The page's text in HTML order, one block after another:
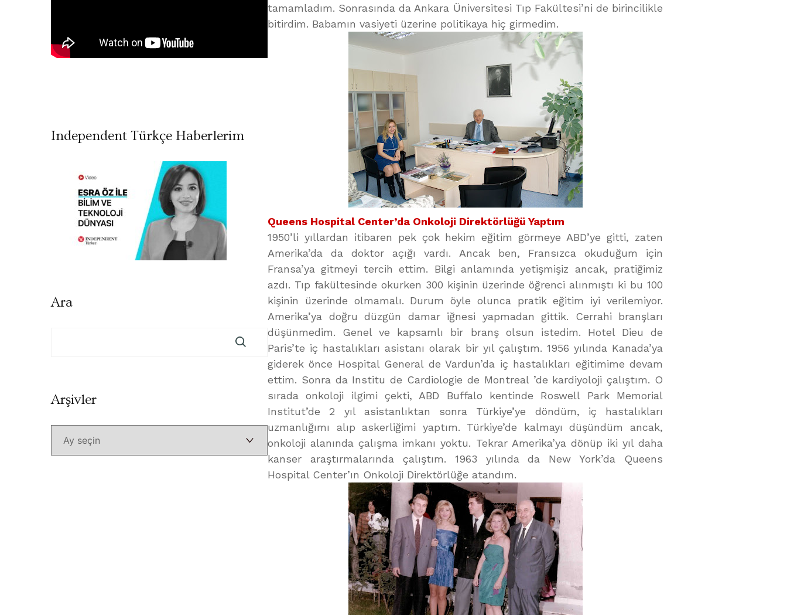
tamamladım. Sonrasında da Ankara Üniversitesi Tıp Fakültesi’ni de birincilikle
bitirdim. Babamın vasiyeti üzerine politikaya hiç girmedim.
Queens Hospital Center’da Onkoloji Direktörlüğü Yaptım
1950’li yıllardan itibaren pek çok hekim eğitim görmeye ABD’ye gitti, zaten
Amerika’da da doktor açığı vardı. Ancak ben, Fransızca okuduğum için
Fransa’ya gitmeyi tercih ettim. Bilgi anlamında yetişmişiz ancak, pratiğimiz
azdı. Tıp fakültesinde okurken 300 kişinin üzerinde öğrenci alınmıştı ki bu 100
kişinin üzerinde olmamalı. Durum öyle olunca pratik eğitim iyi verilemiyor.
Amerika’ya doğru düzgün damar iğnesi yapmadan gittik. Cerrahi branşları
düşünmedim. Genel ve kapsamlı bir branş olsun istedim. Hotel Dieu de
Paris’te iç hastalıkları asistanı olarak bir yıl çalıştım. 1956 yılında Kanada’ya
giderek önce Hospital General de Vardun’da iç hastalıkları eğitimime devam
ettim. Sonra da Institu de Cardiologie de Montreal ’de kardiyoloji çalıştım. O
sırada onkoloji ilgimi çekti, ABD Buffalo kentinde Roswell Park Memorial
Institut’de 2 yıl asistanlıktan sonra Türkiye’ye döndüm, iç hastalıkları
uzmanlığımı alıp askerliğimi yaptım. Türkiye’de kalmayı düşündüm ancak,
onkoloji alanında çalışma imkanı yoktu. Tekrar Amerika’ya dönüp iki yıl daha
kanser araştırmalarında çalıştım. 1963 yılında da New York’da Queens
Hospital Center’ın Onkoloji Direktörlüğe atandım.
Independent Türkçe Haberlerim
Ara
ArşivlerArşivler